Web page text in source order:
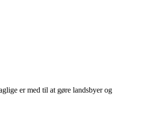
er med til at gøre landsbyer og